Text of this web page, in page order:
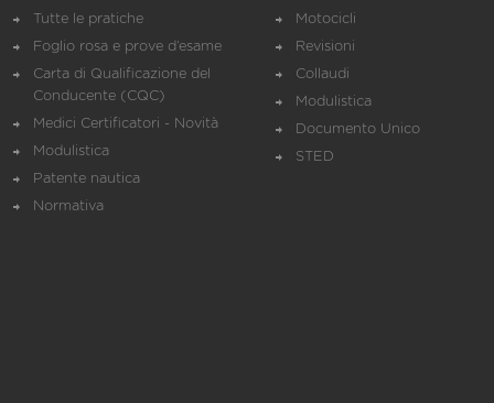
Tutte le pratiche
Foglio rosa e prove d’esame
Carta di Qualificazione del
Conducente (CQC)
Medici Certificatori - Novità
Modulistica
Patente nautica
Normativa
Motocicli
Revisioni
Collaudi
Modulistica
Documento Unico
STED